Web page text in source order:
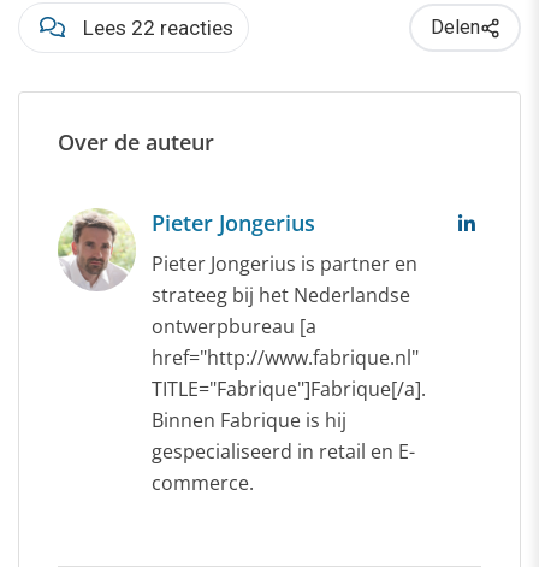
Lees 22 reacties Delen
Over de auteur
Pieter Jongerius
Pieter Jongerius is partner en
strateeg bij het Nederlandse
ontwerpbureau [a
href="http://www.fabrique.nl"
TITLE="Fabrique"]Fabrique[/a].
Binnen Fabrique is hij
gespecialiseerd in retail en E-
commerce.